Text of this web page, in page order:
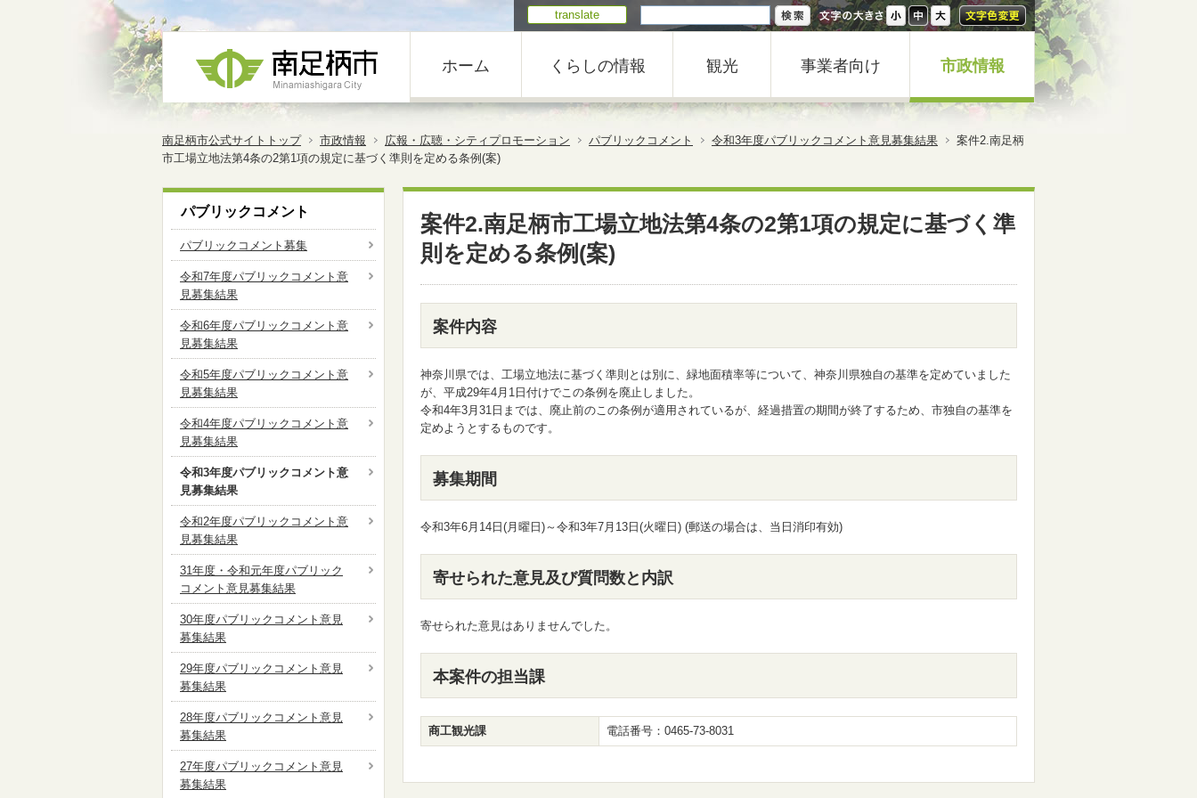
translate
ホーム くらしの情報 観光 事業者向け 市政情報
南足柄市公式サイトトップ 市政情報 広報・広聴・シティプロモーション パブリックコメント 令和3年度パブリックコメント意見募集結果
案件2.南足柄
市工場立地法第4条の2第1項の規定に基づく準則を定める条例(案)
案件2.南足柄市工場立地法第4条の2第1項の規定に基づく準
則を定める条例(案)
案件内容
神奈川県では、工場立地法に基づく準則とは別に、緑地面積率等について、神奈川県独自の基準を定めていました
が、平成29年4月1日付けでこの条例を廃止しました。
令和4年3月31日までは、廃止前のこの条例が適用されているが、経過措置の期間が終了するため、市独自の基準を
定めようとするものです。
募集期間
令和3年6月14日(月曜日)～令和3年7月13日(火曜日) (郵送の場合は、当日消印有効)
寄せられた意見及び質問数と内訳
寄せられた意見はありませんでした。
本案件の担当課
商工観光課 電話番号：0465-73-8031
パブリックコメント
パブリックコメント募集
令和7年度パブリックコメント意
見募集結果
令和6年度パブリックコメント意
見募集結果
令和5年度パブリックコメント意
見募集結果
令和4年度パブリックコメント意
見募集結果
令和3年度パブリックコメント意
見募集結果
令和2年度パブリックコメント意
見募集結果
31年度・令和元年度パブリック
コメント意見募集結果
30年度パブリックコメント意見
募集結果
29年度パブリックコメント意見
募集結果
28年度パブリックコメント意見
募集結果
27年度パブリックコメント意見
募集結果